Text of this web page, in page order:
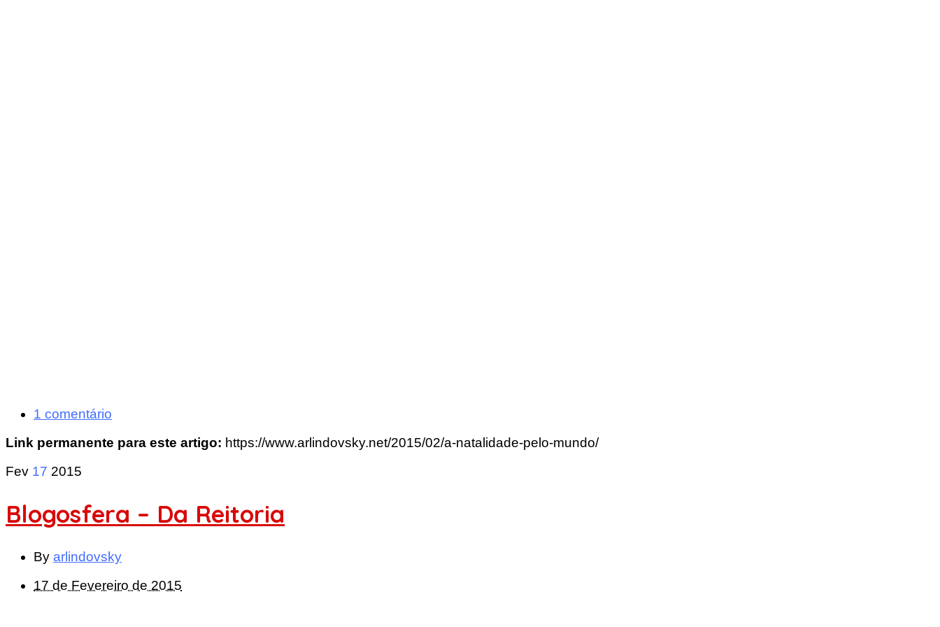
1 comentário
Link permanente para este artigo: https://www.arlindovsky.net/2015/02/a-natalidade-pelo-mundo/
Fev 17 2015
Blogosfera – Da Reitoria
By arlindovsky
17 de Fevereiro de 2015